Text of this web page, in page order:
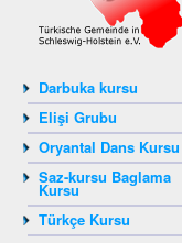
Darbuka kursu
Elişi Grubu
Oryantal Dans Kursu
Saz-kursu Baglama
Kursu
Türkçe Kursu